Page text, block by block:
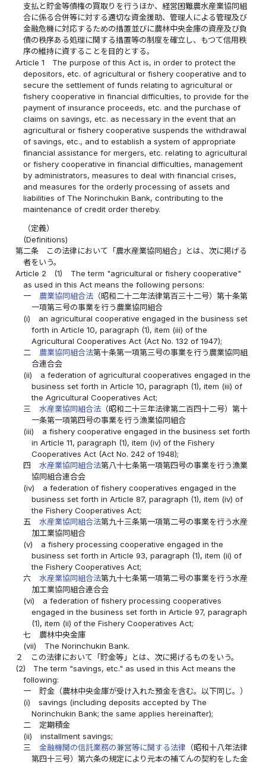
支払と貯金等債権の買取りを行うほか、経営困難農水産業協同組
合に係る合併等に対する適切な資金援助、管理人による管理及び
金融危機に対応するための措置並びに農林中央金庫の資産及び負
債の秩序ある処理に関する措置等の制度を確立し、もつて信用秩
序の維持に資することを目的とする。
Article 1
The purpose of this Act is, in order to protect the
depositors, etc. of agricultural or fishery cooperative and to
secure the settlement of funds relating to agricultural or
fishery cooperative in financial difficulties, to provide for the
payment of insurance proceeds, etc. and the purchase of
claims on savings, etc. as necessary in the event that an
agricultural or fishery cooperative suspends the withdrawal
of savings, etc., and to establish a system of appropriate
financial assistance for mergers, etc. relating to agricultural
or fishery cooperative in financial difficulties, management
by administrators, measures to deal with financial crises,
and measures for the orderly processing of assets and
liabilities of The Norinchukin Bank, contributing to the
maintenance of credit order thereby.
（定義）
(Definitions)
第二条
この法律において「農水産業協同組合」とは、次に掲げる
者をいう。
Article 2
(1)
The term "agricultural or fishery cooperative"
as used in this Act means the following persons:
一
農業協同組合法（昭和二十二年法律第百三十二号）第十条第
一項第三号の事業を行う農業協同組合
(i)
an agricultural cooperative engaged in the business set
forth in Article 10, paragraph (1), item (iii) of the
Agricultural Cooperatives Act (Act No. 132 of 1947);
二
農業協同組合法第十条第一項第三号の事業を行う農業協同組
合連合会
(ii)
a federation of agricultural cooperatives engaged in the
business set forth in Article 10, paragraph (1), item (iii) of
the Agricultural Cooperatives Act;
三
水産業協同組合法（昭和二十三年法律第二百四十二号）第十
一条第一項第四号の事業を行う漁業協同組合
(iii)
a fishery cooperative engaged in the business set forth
in Article 11, paragraph (1), item (iv) of the Fishery
Cooperatives Act (Act No. 242 of 1948);
四
水産業協同組合法第八十七条第一項第四号の事業を行う漁業
協同組合連合会
(iv)
a federation of fishery cooperatives engaged in the
business set forth in Article 87, paragraph (1), item (iv) of
the Fishery Cooperatives Act;
五
水産業協同組合法第九十三条第一項第二号の事業を行う水産
加工業協同組合
(v)
a fishery processing cooperative engaged in the
business set forth in Article 93, paragraph (1), item (ii) of
the Fishery Cooperatives Act;
六
水産業協同組合法第九十七条第一項第二号の事業を行う水産
加工業協同組合連合会
(vi)
a federation of fishery processing cooperatives
engaged in the business set forth in Article 97, paragraph
(1), item (ii) of the Fishery Cooperatives Act;
七
農林中央金庫
(vii)
The Norinchukin Bank.
２
この法律において「貯金等」とは、次に掲げるものをいう。
(2)
The term "savings, etc." as used in this Act means the
following:
一
貯金（農林中央金庫が受け入れた預金を含む。以下同じ。）
(i)
savings (including deposits accepted by The
Norinchukin Bank; the same applies hereinafter);
二
定期積金
(ii)
installment savings;
三
金融機関の信託業務の兼営等に関する法律 （昭和十八年法律
第四十三号）第六条の規定により元本の補てんの契約をした金